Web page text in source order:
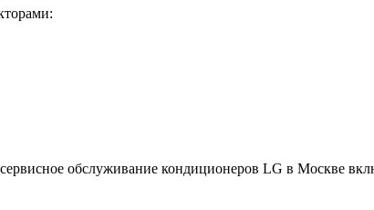
обслуживание кондиционеров LG в Москве